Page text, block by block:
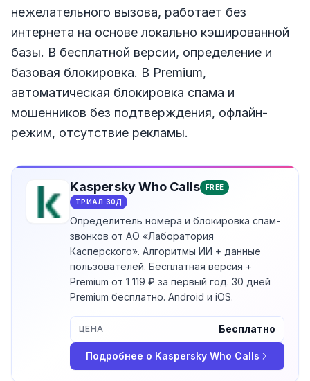
нежелательного вызова, работает без
интернета на основе локально кэшированной
базы. В бесплатной версии, определение и
базовая блокировка. В Premium,
автоматическая блокировка спама и
мошенников без подтверждения, офлайн-
режим, отсутствие рекламы.
Kaspersky Who Calls
FREE
ТРИАЛ 30Д
Определитель номера и блокировка спам-
звонков от АО «Лаборатория
Касперского». Алгоритмы ИИ + данные
пользователей. Бесплатная версия +
Premium от 1 119 ₽ за первый год. 30 дней
Premium бесплатно. Android и iOS.
Подробнее о Kaspersky Who Calls
ЦЕНА Бесплатно